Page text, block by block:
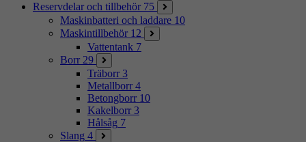
Reservdelar och tillbehör 75
Maskinbatteri och laddare 10
Maskintillbehör 12
Vattentank 7
Borr 29
Träborr 3
Metallborr 4
Betongborr 10
Kakelborr 3
Hålsåg 7
Slang 4